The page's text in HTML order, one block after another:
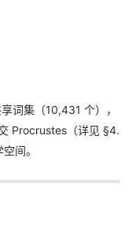
词集（10,431 个），
Procrustes（详见 §4.
间。